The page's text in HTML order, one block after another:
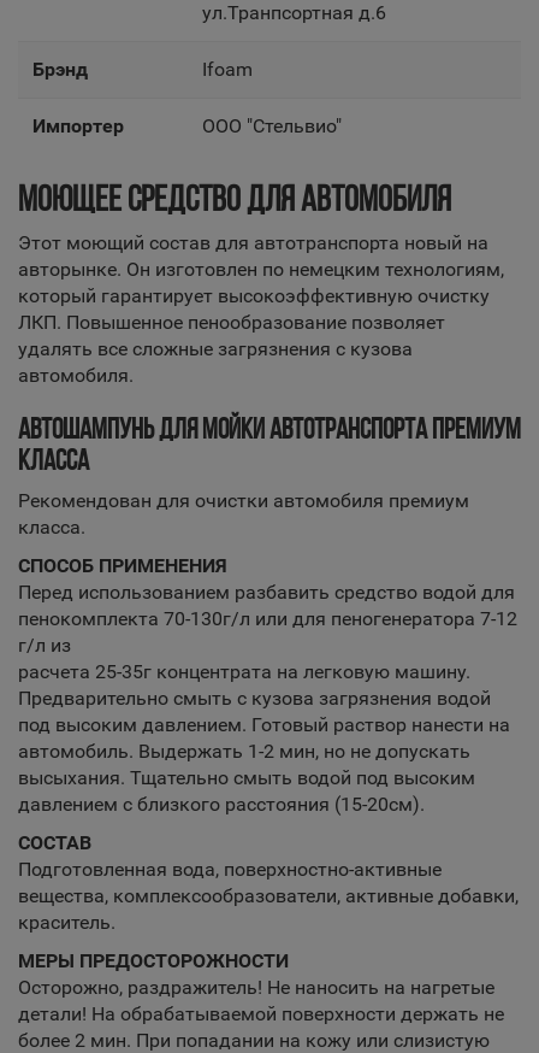
ул.Транпсортная д.6
Брэнд Ifoam
Импортер OOO "Стельвио"
МОЮЩЕЕ СРЕДСТВО ДЛЯ АВТОМОБИЛЯ
Этот моющий состав для автотранспорта новый на
авторынке. Он изготовлен по немецким технологиям,
который гарантирует высокоэффективную очистку
ЛКП. Повышенное пенообразование позволяет
удалять все сложные загрязнения с кузова
автомобиля.
АВТОШАМПУНЬ ДЛЯ МОЙКИ АВТОТРАНСПОРТА ПРЕМИУМ
КЛАССА
Рекомендован для очистки автомобиля премиум
класса.
СПОСОБ ПРИМЕНЕНИЯ
Перед использованием разбавить средство водой для
пенокомплекта 70-130г/л или для пеногенератора 7-12
г/л из
расчета 25-35г концентрата на легковую машину.
Предварительно смыть с кузова загрязнения водой
под высоким давлением. Готовый раствор нанести на
автомобиль. Выдержать 1-2 мин, но не допускать
высыхания. Тщательно смыть водой под высоким
давлением с близкого расстояния (15-20см).
СОСТАВ
Подготовленная вода, поверхностно-активные
вещества, комплексообразователи, активные добавки,
краситель.
МЕРЫ ПРЕДОСТОРОЖНОСТИ
Осторожно, раздражитель! Не наносить на нагретые
детали! На обрабатываемой поверхности держать не
более 2 мин. При попадании на кожу или слизистую